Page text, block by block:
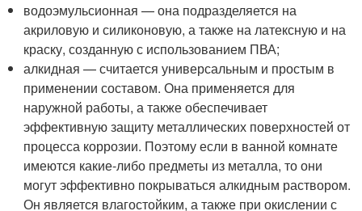
водоэмульсионная — она подразделяется на
акриловую и силиконовую, а также на латексную и на
краску, созданную с использованием ПВА;
алкидная — считается универсальным и простым в
применении составом. Она применяется для
наружной работы, а также обеспечивает
эффективную защиту металлических поверхностей от
процесса коррозии. Поэтому если в ванной комнате
имеются какие-либо предметы из металла, то они
могут эффективно покрываться алкидным раствором.
Он является влагостойким, а также при окислении с